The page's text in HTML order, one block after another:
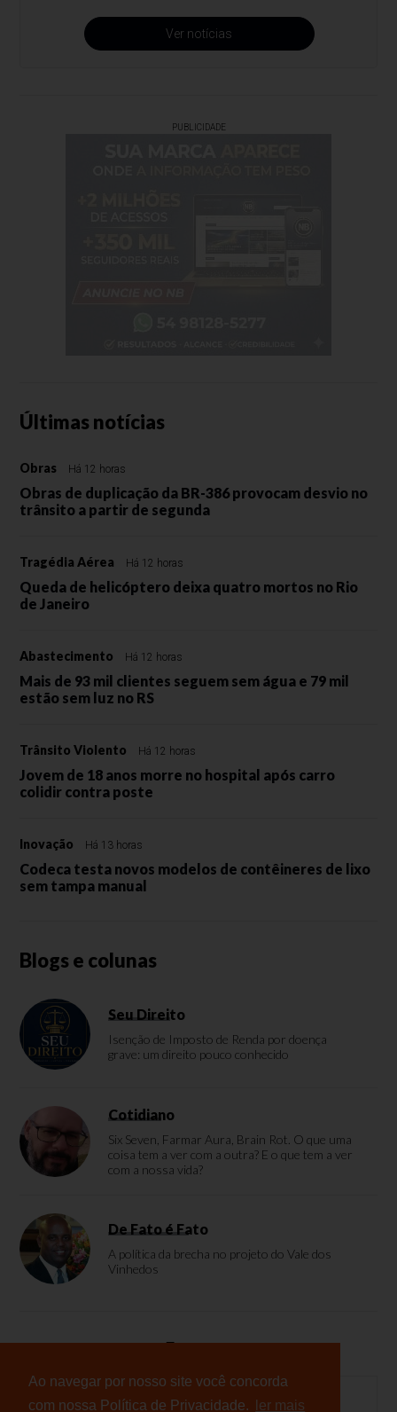
Ao navegar por nosso site você concorda
com nossa Política de Privacidade.
ler mais
Ver notícias
PUBLICIDADE
Últimas notícias
Obras Há 12 horas
Obras de duplicação da BR-386 provocam desvio no
trânsito a partir de segunda
Tragédia Aérea Há 12 horas
Queda de helicóptero deixa quatro mortos no Rio
de Janeiro
Abastecimento Há 12 horas
Mais de 93 mil clientes seguem sem água e 79 mil
estão sem luz no RS
Trânsito Violento Há 12 horas
Jovem de 18 anos morre no hospital após carro
colidir contra poste
Inovação Há 13 horas
Codeca testa novos modelos de contêineres de lixo
sem tampa manual
Blogs e colunas
Seu Direito
Isenção de Imposto de Renda por doença
grave: um direito pouco conhecido
Cotidiano
Six Seven, Farmar Aura, Brain Rot. O que uma
coisa tem a ver com a outra? E o que tem a ver
com a nossa vida?
De Fato é Fato
A política da brecha no projeto do Vale dos
Vinhedos
Enquete